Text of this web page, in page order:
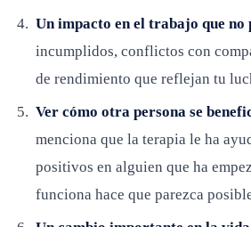
Un impacto en el trabajo que no
incumplidos, conflictos con
de rendimiento que reflejan tu
Ver cómo otra persona se
menciona que la terapia le ha
positivos en alguien que ha
funciona hace que parezca